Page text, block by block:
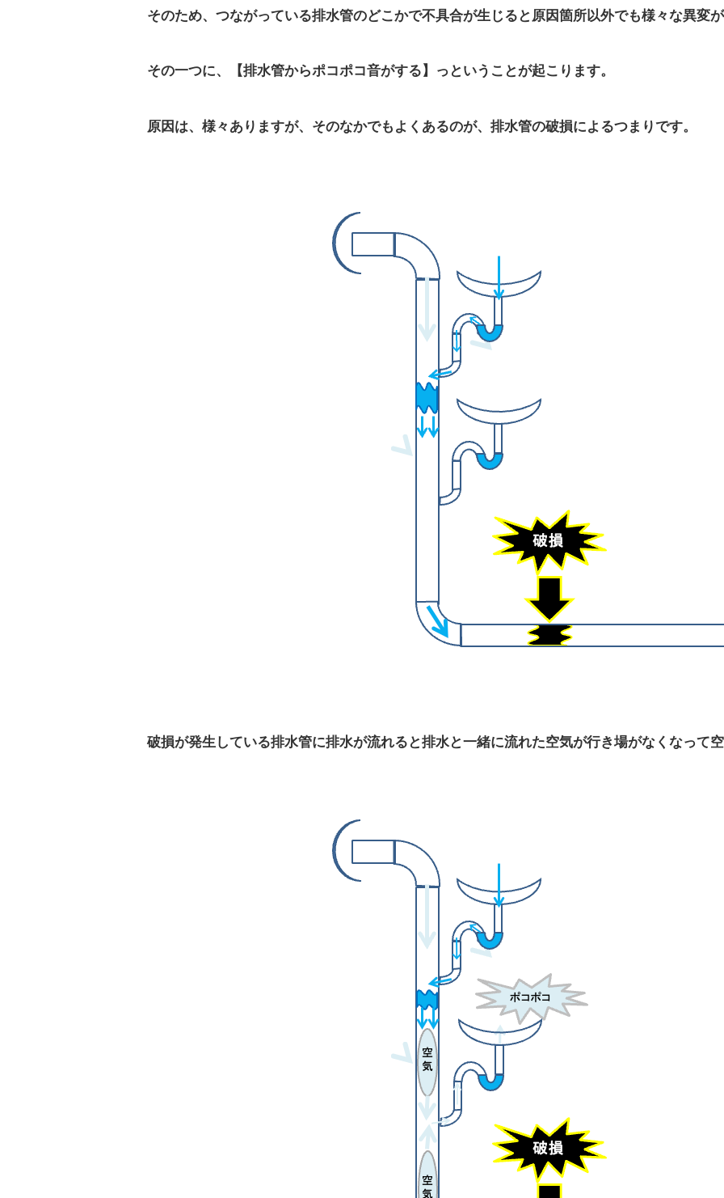
そのため、つながっている排水管のどこかで不具合が生じると原因箇所以外でも様々な異変が
その一つに、【排水管からポコポコ音がする】っということが起こります。
原因は、様々ありますが、そのなかでもよくあるのが、排水管の破損によるつまりです。
破損が発生している排水管に排水が流れると排水と一緒に流れた空気が行き場がなくなって